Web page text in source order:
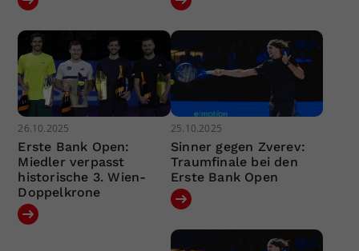
26.10.2025
Erste Bank Open:
Miedler verpasst
historische 3. Wien-
Doppelkrone
25.10.2025
Sinner gegen Zverev:
Traumfinale bei den
Erste Bank Open